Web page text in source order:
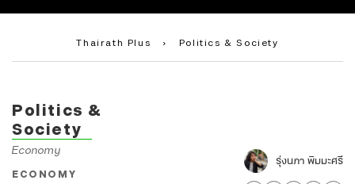
Thairath Plus › Politics & Society
Politics &
Society
Economy
ECONOMY
รุ่งนภา พิมมะศรี